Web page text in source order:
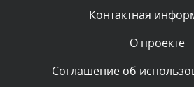
Комментарий проверяется
администратором.
Контактная
О проекте
Соглашение об